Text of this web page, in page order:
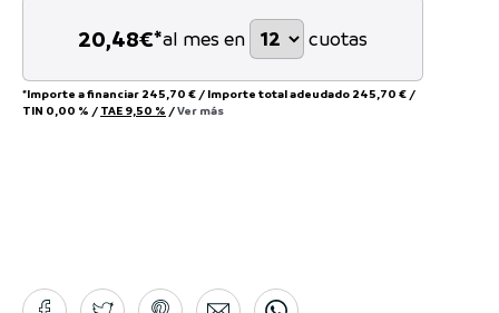
20,48€*al mes en cuotas
*Importe a financiar 245,70 € / Importe total adeudado 245,70 € /
TIN 0,00 % / TAE 9,50 % /Ver más